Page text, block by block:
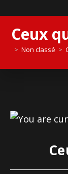
Ceux
> Non classé >